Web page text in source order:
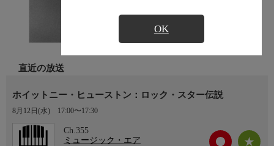
OK
直近の放送
ホイットニー・ヒューストン：ロック・スター伝説
8月12日(水) 17:00〜17:30
Ch.355
ミュージック・エア